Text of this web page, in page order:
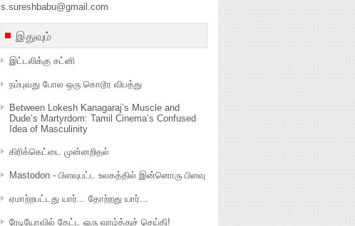
s.sureshbabu@gmail.com
இதுவும்
இட்டலிக்கு சட்னி
நம்புவது போல ஒரு கொடூர விபத்து
Between Lokesh Kanagaraj’s Muscle and
Dude’s Martyrdom: Tamil Cinema’s Confused
Idea of Masculinity
கிரிக்கெட்டை முன்னறிதல்
Mastodon - பிளவுபட்ட உலகத்தில் இன்னொரு பிளவு
ஏமாற்றபட்டது யார்... தோற்றது யார்...
ரேடியோவில் கேட்ட ஒரு வாழ்த்துச் செய்தி!